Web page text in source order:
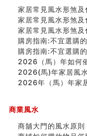
六爻算卦：测腹中
中國改革開放總設計
测字（实例解释）
精选1000个五行属
玄空本义(七)
刘燮鈞讲人相 手纹与
商铺如何摆放物品催
极其旺夫的女人面相
家居常見風水形煞
居家風水懶人包！
這樣風水的房子別�
南半球的八字如何推
玄空本义(六)
家居常見風水形煞
家居常見風水形煞
家居常見風水形煞
購房指南:不宜選購
購房指南:不宜選購
2026（馬）年如何
2026(馬)年家居風
2026年（馬）年家
商業風水
商舖大門的風水原則